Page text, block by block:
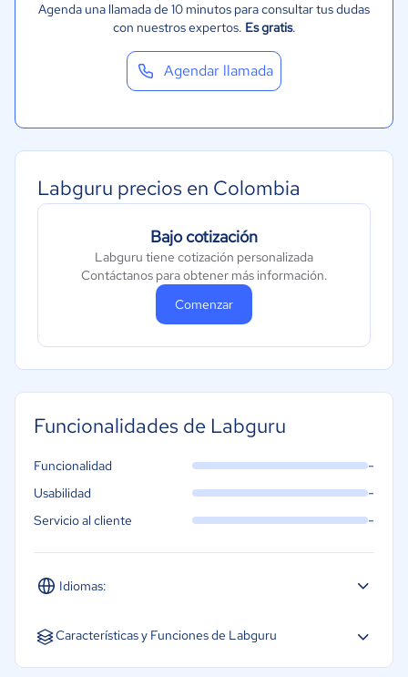
Agenda una llamada de 10 minutos para consultar tus dudas
con nuestros expertos. Es gratis.
Agendar llamada
Labguru precios en Colombia
Bajo cotización
Labguru tiene cotización personalizada
Contáctanos para obtener más información.
Comenzar
Funcionalidades de Labguru
Idiomas:
Español Inglés
Funcionalidad -
Usabilidad -
Servicio al cliente -
Características y Funciones de Labguru